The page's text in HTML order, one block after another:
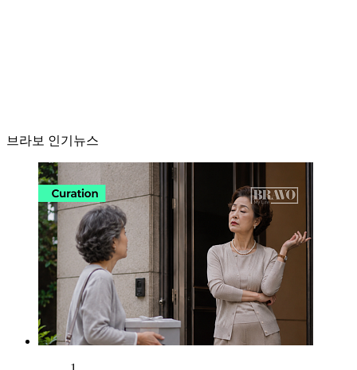
브라보 인기뉴스